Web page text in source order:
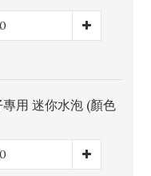
用 迷你水泡 (顏色